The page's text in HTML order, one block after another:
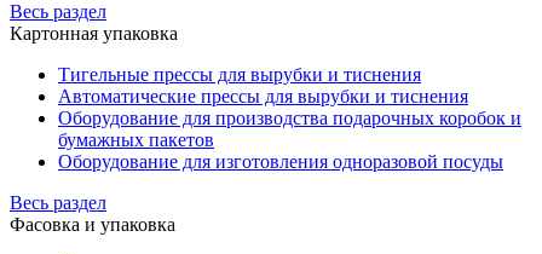
Весь раздел
Картонная упаковка
Тигельные прессы для вырубки и тиснения
Автоматические прессы для вырубки и тиснения
Оборудование для производства подарочных коробок и
бумажных пакетов
Оборудование для изготовления одноразовой посуды
Весь раздел
Фасовка и упаковка